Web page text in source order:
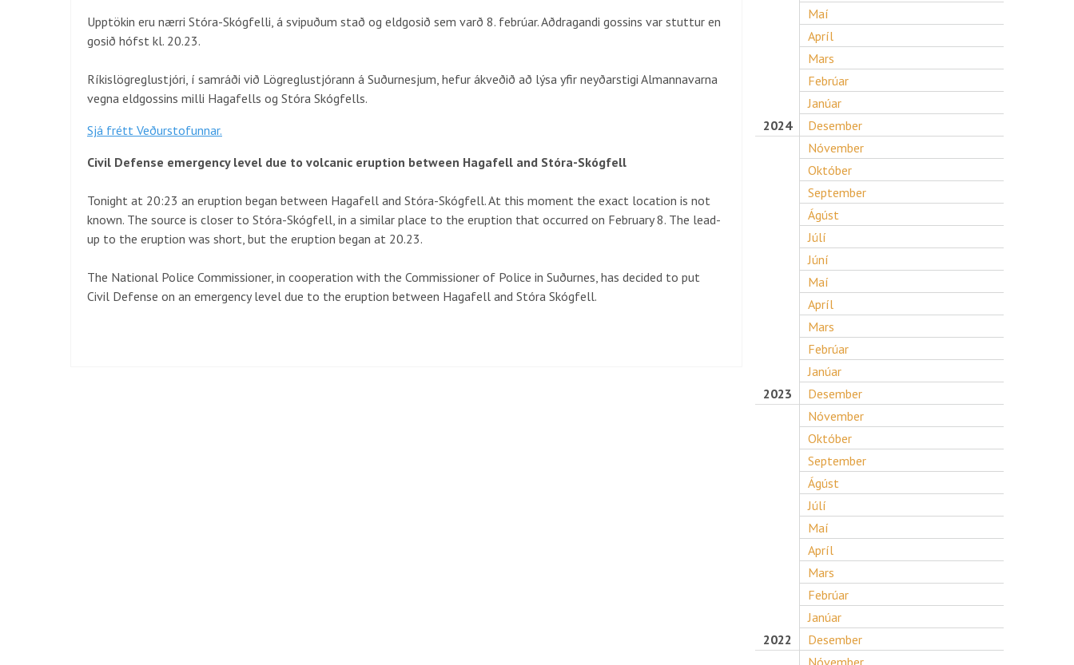
Upptökin eru nærri Stóra-Skógfelli, á svipuðum stað og eldgosið sem varð 8. febrúar. Aðdragandi gossins var stuttur en
gosið hófst kl. 20.23.
Ríkislögreglustjóri, í samráði við Lögreglustjórann á Suðurnesjum, hefur ákveðið að lýsa yfir neyðarstigi Almannavarna
vegna eldgossins milli Hagafells og Stóra Skógfells.
Sjá frétt Veðurstofunnar.
Civil Defense emergency level due to volcanic eruption between Hagafell and Stóra-Skógfell
Tonight at 20:23 an eruption began between Hagafell and Stóra-Skógfell. At this moment the exact location is not
known. The source is closer to Stóra-Skógfell, in a similar place to the eruption that occurred on February 8. The lead-
up to the eruption was short, but the eruption began at 20.23.
The National Police Commissioner, in cooperation with the Commissioner of Police in Suðurnes, has decided to put
Civil Defense on an emergency level due to the eruption between Hagafell and Stóra Skógfell.
Maí
Apríl
Mars
Febrúar
Janúar
2024
Desember
Nóvember
Október
September
Ágúst
Júlí
Júní
Maí
Apríl
Mars
Febrúar
Janúar
2023
Desember
Nóvember
Október
September
Ágúst
Júlí
Maí
Apríl
Mars
Febrúar
Janúar
2022
Desember
Nóvember